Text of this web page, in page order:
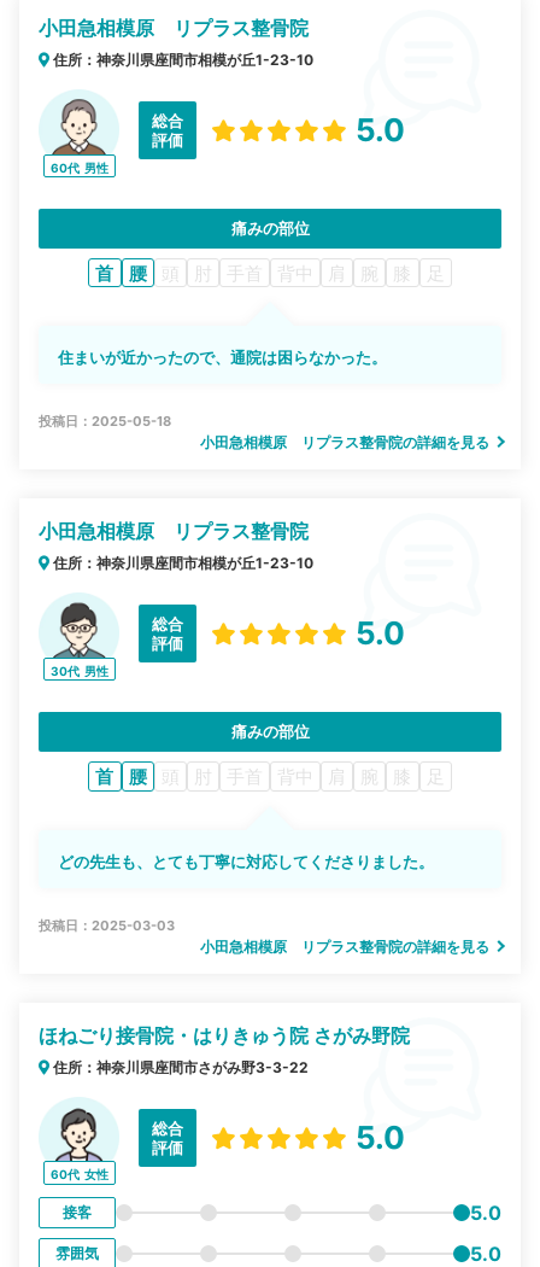
小田急相模原 リプラス整骨院
住所：神奈川県座間市相模が丘1-23-10
60代 男性
総合
評価
5.0
痛みの部位
首 腰 頭 肘 手首 背中 肩 腕 膝 足
住まいが近かったので、通院は困らなかった。
投稿日：2025-05-18
小田急相模原 リプラス整骨院の詳細を見る
小田急相模原 リプラス整骨院
住所：神奈川県座間市相模が丘1-23-10
30代 男性
総合
評価
5.0
痛みの部位
首 腰 頭 肘 手首 背中 肩 腕 膝 足
どの先生も、とても丁寧に対応してくださりました。
投稿日：2025-03-03
小田急相模原 リプラス整骨院の詳細を見る
ほねごり接骨院・はりきゅう院 さがみ野院
住所：神奈川県座間市さがみ野3-3-22
60代 女性
総合
評価
5.0
接客 5.0
雰囲気 5.0